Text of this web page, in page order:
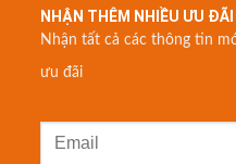
NHẬN THÊM NHIỀU ƯU ĐÃI
Nhận tất cả các thông tin
ưu đãi